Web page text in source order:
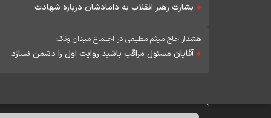
بشارت رهبر انقلاب به دامادشان درباره شهادت
هشدار حاج میثم مطیعی در اجتماع میدان ونک:
آقایان مسئول مراقب باشید روایت اول را دشمن نسازد